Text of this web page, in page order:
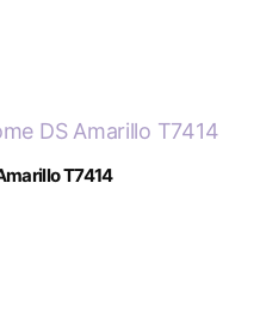
T7414